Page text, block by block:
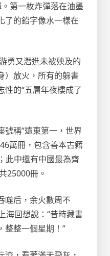
第一枚炸彈落在油墨
了的鉛字像水一樣在
勇又潛進未被殃及的
）放火，所有的躲書
性的“五層年夜樓成了
號稱“遠東第一，世界
萬冊，包含善本古籍
此中還有中國最為齊
25000冊。
噬后，余火數周不
海回想說：“昔時藏書
整整一個星期！”